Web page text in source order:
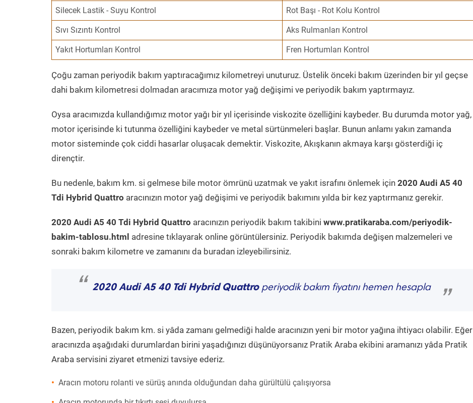
Silecek Lastik - Suyu Kontrol Rot Başı - Rot Kolu Kontrol
Sıvı Sızıntı Kontrol Aks Rulmanları Kontrol
Yakıt Hortumları Kontrol Fren Hortumları Kontrol
Çoğu zaman periyodik bakım yaptıracağımız kilometreyi unuturuz. Üstelik önceki bakım üzerinden bir yıl geçse
dahi bakım kilometresi dolmadan aracımıza motor yağ değişimi ve periyodik bakım yaptırmayız.
Oysa aracımızda kullandığımız motor yağı bir yıl içerisinde viskozite özelliğini kaybeder. Bu durumda motor yağ,
motor içerisinde ki tutunma özelliğini kaybeder ve metal sürtünmeleri başlar. Bunun anlamı yakın zamanda
motor sisteminde çok ciddi hasarlar oluşacak demektir. Viskozite, Akışkanın akmaya karşı gösterdiği iç
dirençtir.
Bu nedenle, bakım km. si gelmese bile motor ömrünü uzatmak ve yakıt israfını önlemek için 2020 Audi A5 40
Tdi Hybrid Quattro aracınızın motor yağ değişimi ve periyodik bakımını yılda bir kez yaptırmanız gerekir.
2020 Audi A5 40 Tdi Hybrid Quattro aracınızın periyodik bakım takibini www.pratikaraba.com/periyodik-
bakim-tablosu.html adresine tıklayarak online görüntülersiniz. Periyodik bakımda değişen malzemeleri ve
sonraki bakım kilometre ve zamanını da buradan izleyebilirsiniz.
“ 2020 Audi A5 40 Tdi Hybrid Quattroperiyodik bakım fiyatını hemen hesapla
”
Bazen, periyodik bakım km. si yâda zamanı gelmediği halde aracınızın yeni bir motor yağına ihtiyacı olabilir. Eğer
aracınızda aşağıdaki durumlardan birini yaşadığınızı düşünüyorsanız Pratik Araba ekibini aramanızı yâda Pratik
Araba servisini ziyaret etmenizi tavsiye ederiz.
Aracın motoru rolanti ve sürüş anında olduğundan daha gürültülü çalışıyorsa